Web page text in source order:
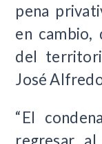
pena
en cambio,
del
José
“El
regresar